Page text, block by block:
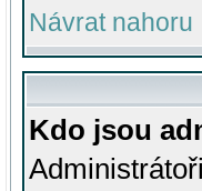
Návrat nahoru
Kdo jsou